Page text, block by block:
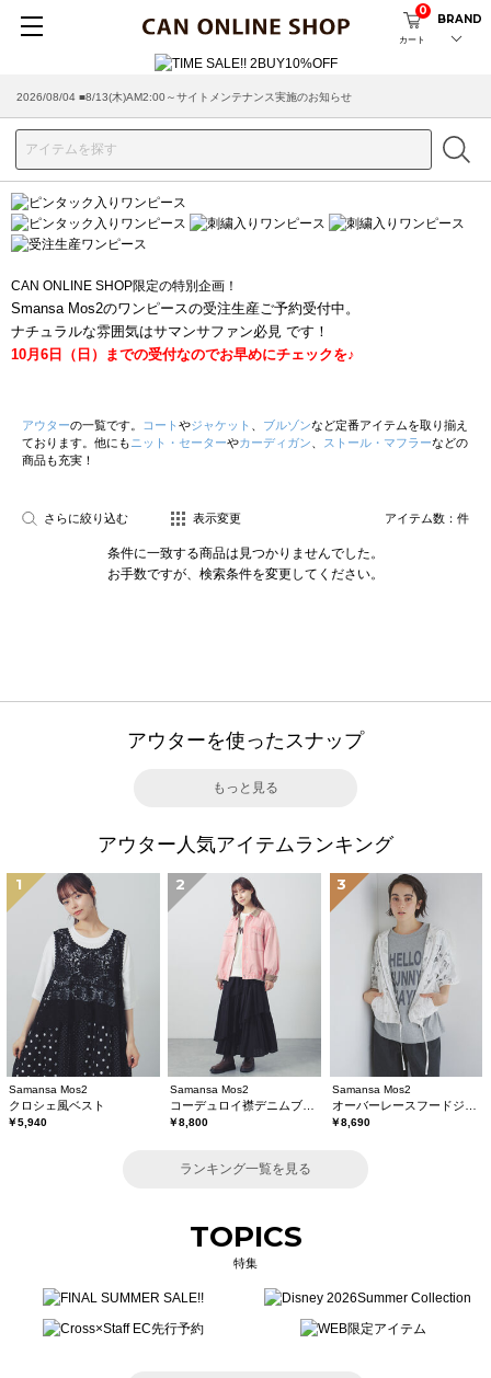
カート
0
BRAND
2026/08/04 ■8/13(木)AM2:00～サイトメンテナンス実施のお知らせ
CAN ONLINE SHOP限定の特別企画！
Smansa Mos2のワンピースの受注生産ご予約受付中。
ナチュラルな雰囲気はサマンサファン必見 です！
10月6日（日）までの受付なのでお早めにチェックを♪
アウターの一覧です。 コート やジャケット ブルゾンなど定番アイテムを取り揃え
ております。他にも ニット・セーターやカーディガン ストール・マフラーなどの
商品も充実！
さらに絞り込む 表示変更 アイテム数： 件
条件に一致する商品は見つかりませんでした。
お手数ですが、検索条件を変更してください。
アウターを使ったスナップ
もっと見る
アウター人気アイテムランキング
1
Samansa Mos2
クロシェ風ベスト
￥5,940
2
Samansa Mos2
￥8,800
3
Samansa Mos2
￥8,690
ランキング一覧を見る
TOPICS
特集